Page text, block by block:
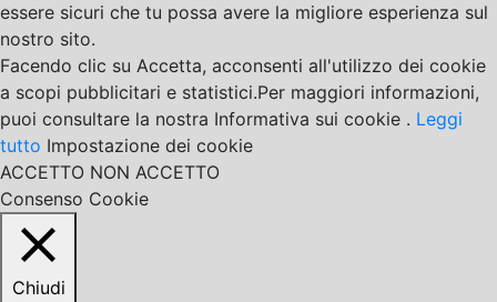
essere sicuri che tu possa avere la migliore esperienza sul
nostro sito.
Facendo clic su Accetta, acconsenti all'utilizzo dei cookie
a scopi pubblicitari e statistici.Per maggiori informazioni,
puoi consultare la nostra Informativa sui cookie . Leggi
tutto Impostazione dei cookie
ACCETTO NON ACCETTO
Consenso Cookie
Chiudi